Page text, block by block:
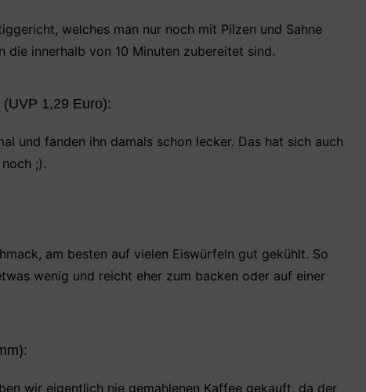
welches man nur noch mit Pilzen und Sahne
die innerhalb von 10 Minuten zubereitet sind.
(UVP 1,29 Euro):
und fanden ihn damals schon lecker. Das hat sich auch
;).
am besten auf vielen Eiswürfeln gut gekühlt. So
wenig und reicht eher zum backen oder auf einer
wir eigentlich nie gemahlenen Kaffee gekauft, da der